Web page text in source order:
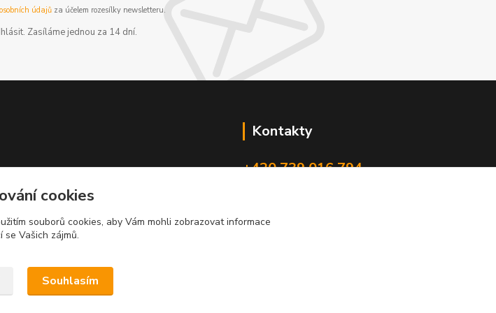
údajůza účelem rozesílky newsletteru.
Zasíláme jednou za 14 dní.
Kontakty
+420 739 016 794
cookies
souborů cookies, aby Vám mohli zobrazovat informace
se Vašich zájmů.
Souhlasím